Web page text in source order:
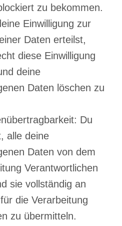
zu bekommen.
Einwilligung zur
Daten erteilst,
diese Einwilligung
deine
Daten löschen zu
Du
alle deine
Daten von dem
Verantwortlichen
sie vollständig an
die Verarbeitung
zu übermitteln.